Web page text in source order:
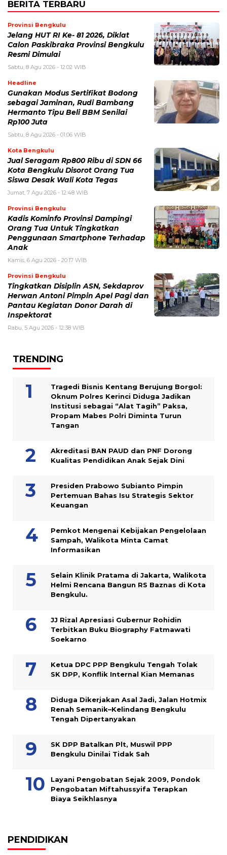
BERITA TERBARU
Provinsi Bengkulu
Jelang HUT RI Ke- 81 2026, Diklat
Calon Paskibraka Provinsi Bengkulu
Resmi Dimulai
Sabtu, 8 Agu 2026 - 12:02 WIB
Headline
Gunakan Modus Sertifikat Bodong
sebagai Jaminan, Rudi Bambang
Hermanto Tipu Beli BBM Senilai
Rp100 Juta
Sabtu, 8 Agu 2026 - 01:06 WIB
Kota Bengkulu
Jual Seragam Rp800 Ribu di SDN 66
Kota Bengkulu Disorot Orang Tua
Siswa Desak Wali Kota Tegas
Jumat, 7 Agu 2026 - 12:48 WIB
Provinsi Bengkulu
Kadis Kominfo Provinsi Dampingi
Orang Tua Untuk Tingkatkan
Penggunaan Smartphone Terhadap
Anak
Kamis, 6 Agu 2026 - 20:17 WIB
Provinsi Bengkulu
Tingkatkan Disiplin ASN, Sekdaprov
Herwan Antoni Pimpin Apel Pagi dan
Pantau Kegiatan Donor Darah di
Inspektorat
Rabu, 5 Agu 2026 - 12:38 WIB
TRENDING
Tragedi Bisnis Kentang Berujung Borgol:
Oknum Polres Kerinci Diduga Jadikan
Institusi sebagai “Alat Tagih” Paksa,
Propam Mabes Polri Diminta Turun
Tangan
Akreditasi BAN PAUD dan PNF Dorong
Kualitas Pendidikan Anak Sejak Dini
Presiden Prabowo Subianto Pimpin
Pertemuan Bahas Isu Strategis Sektor
Keuangan
Pemkot Mengenai Kebijakan Pengelolaan
Sampah, Walikota Minta Camat
Informasikan
Selain Klinik Pratama di Jakarta, Walikota
Helmi Rencana Bangun RS Baznas di Kota
Bengkulu.
JJ Rizal Apresiasi Gubernur Rohidin
Terbitkan Buku Biography Fatmawati
Soekarno
Ketua DPC PPP Bengkulu Tengah Tolak
SK DPP, Konflik Internal Kian Memanas
Diduga Dikerjakan Asal Jadi, Jalan Hotmix
Renah Semanik–Kelindang Bengkulu
Tengah Dipertanyakan
SK DPP Batalkan Plt, Muswil PPP
Bengkulu Dinilai Tidak Sah
Layani Pengobatan Sejak 2009, Pondok
Pengobatan Miftahussyifa Terapkan
Biaya Seikhlasnya
PENDIDIKAN